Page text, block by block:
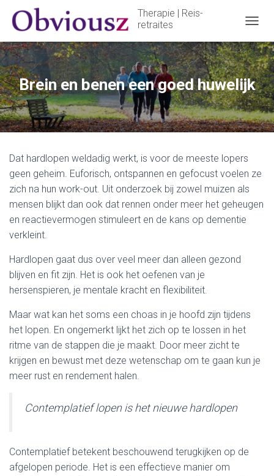
Therapie | Reis-
retraites
O
G
G
L
E
N
A
V
I
T
Brein en benen een goed huwelijk
Dat hardlopen weldadig werkt, is voor de meeste lopers
geen geheim. Euforisch, ontspannen en gefocust voelen ze
zich na hun work-out. Uit onderzoek bij zowel muizen als
mensen blijkt dan ook dat rennen onder meer het geheugen
en reactievermogen stimuleert en de kans op dementie
verkleint.
Hardlopen gaat dus over veel meer dan alleen gezond
blijven en fit zijn. Het is ook het oefenen van je
hersenspieren, je mentale kracht en flexibiliteit.
Maar wat kan het soms een choas in je hoofd zijn tijdens
het lopen. En ongemerkt lijkt het zich op te lossen in het
ritme van de stappen die je maakt. Door meer zicht te
krijgen en bewust met deze wetenschap om te gaan kun je
meer rust en rendement halen.
Contemplatief lopen is het nieuwe hardlopen
Contemplatief betekent beschouwend terugkijken op de
afgelopen periode. Het is een effectieve manier om